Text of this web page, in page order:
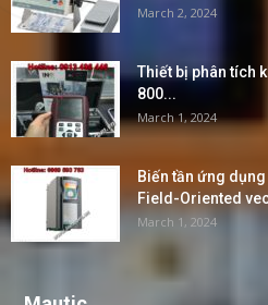
March 2, 2024
Thiết bị phân tích
800...
March 1, 2024
Biến tần ứng
Field-Oriented
March 1, 2024